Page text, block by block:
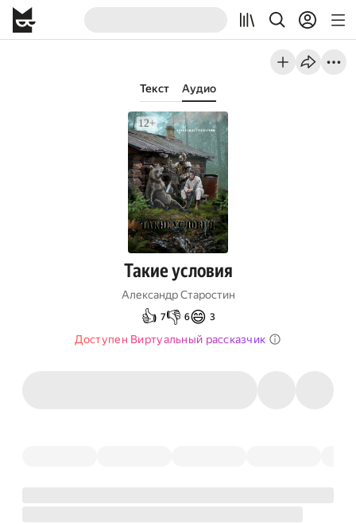
Текст Аудио
Такие условия
Александр Старостин
👍 7👎 6😄 3
Доступен Виртуальный рассказчик